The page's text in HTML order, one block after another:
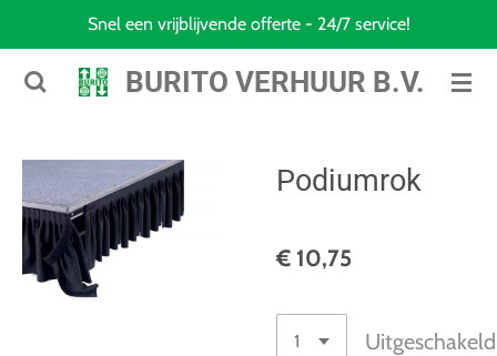
naar
BURITO VERHUUR B.V.
Snel een vrijblijvende offerte - 24/7 service!
Podiumrok
€ 10,75
Uitgeschakeld